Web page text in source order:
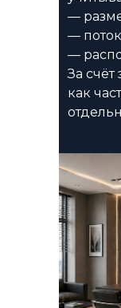
—
—
—
За счёт
как